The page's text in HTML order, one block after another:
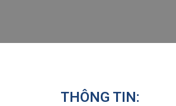
THÔNG TIN: